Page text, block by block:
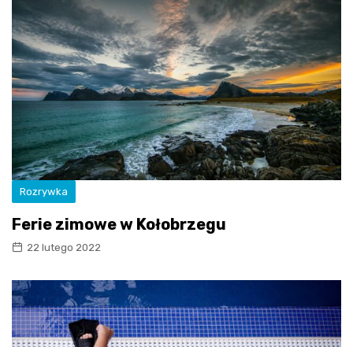
Rozrywka
Ferie zimowe w Kołobrzegu
22 lutego 2022